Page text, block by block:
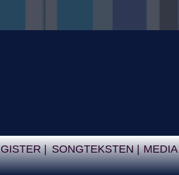
| SONGTEKSTEN | MEDIA